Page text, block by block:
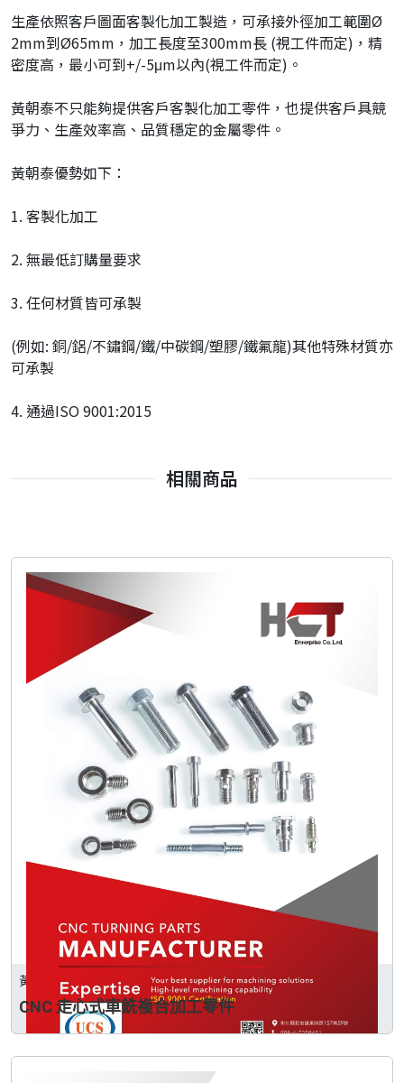
生產依照客戶圖面客製化加工製造，可承接外徑加工範圍Ø
2mm到Ø65mm，加工長度至300mm長 (視工件而定)，精
密度高，最小可到+/-5μm以內(視工件而定)。
黃朝泰不只能夠提供客戶客製化加工零件，也提供客戶具競
爭力、生產效率高、品質穩定的金屬零件。
黃朝泰優勢如下：
1. 客製化加工
2. 無最低訂購量要求
3. 任何材質皆可承製
(例如: 銅/鋁/不鏽鋼/鐵/中碳鋼/塑膠/鐵氟龍)其他特殊材質亦
可承製
4. 通過ISO 9001:2015
相關商品
黃朝泰企業股份有限公司
CNC 走心式車銑複合加工零件